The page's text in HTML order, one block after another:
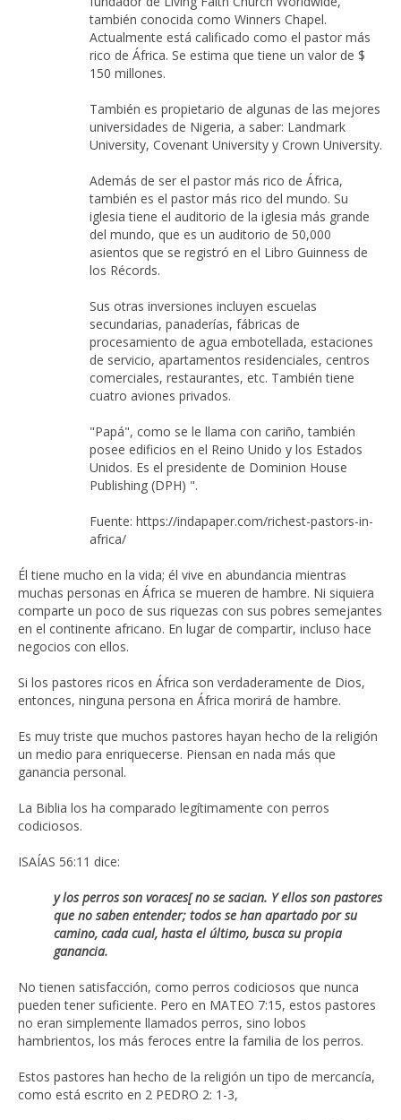
también conocida como Winners Chapel.
Actualmente está calificado como el pastor más
rico de África. Se estima que tiene un valor de $
150 millones.
También es propietario de algunas de las mejores
universidades de Nigeria, a saber: Landmark
University, Covenant University y Crown University.
Además de ser el pastor más rico de África,
también es el pastor más rico del mundo. Su
iglesia tiene el auditorio de la iglesia más grande
del mundo, que es un auditorio de 50,000
asientos que se registró en el Libro Guinness de
los Récords.
Sus otras inversiones incluyen escuelas
secundarias, panaderías, fábricas de
procesamiento de agua embotellada, estaciones
de servicio, apartamentos residenciales, centros
comerciales, restaurantes, etc. También tiene
cuatro aviones privados.
"Papá", como se le llama con cariño, también
posee edificios en el Reino Unido y los Estados
Unidos. Es el presidente de Dominion House
Publishing (DPH) ".
Fuente: https://indapaper.com/richest-pastors-in-
africa/
Él tiene mucho en la vida; él vive en abundancia mientras
muchas personas en África se mueren de hambre. Ni siquiera
comparte un poco de sus riquezas con sus pobres semejantes
en el continente africano. En lugar de compartir, incluso hace
negocios con ellos.
Si los pastores ricos en África son verdaderamente de Dios,
entonces, ninguna persona en África morirá de hambre.
Es muy triste que muchos pastores hayan hecho de la religión
un medio para enriquecerse. Piensan en nada más que
ganancia personal.
La Biblia los ha comparado legítimamente con perros
codiciosos.
ISAÍAS 56:11 dice:
y los perros son voraces[ no se sacian. Y ellos son pastores
que no saben entender; todos se han apartado por su
camino, cada cual, hasta el último, busca su propia
ganancia.
No tienen satisfacción, como perros codiciosos que nunca
pueden tener suficiente. Pero en MATEO 7:15, estos pastores
no eran simplemente llamados perros, sino lobos
hambrientos, los más feroces entre la familia de los perros.
Estos pastores han hecho de la religión un tipo de mercancía,
como está escrito en 2 PEDRO 2: 1-3,